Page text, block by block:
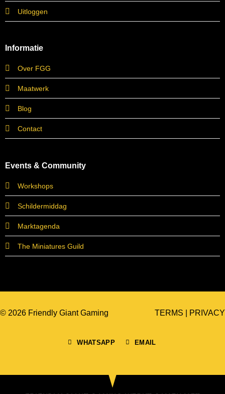
Uitloggen
Informatie
Over FGG
Maatwerk
Blog
Contact
Events & Community
Workshops
Schildermiddag
Marktagenda
The Miniatures Guild
© 2026 Friendly Giant Gaming
WHATSAPP EMAIL
TERMS PRIVACY